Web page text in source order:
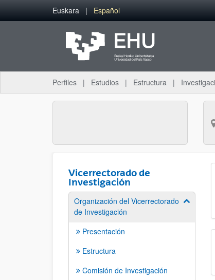
Saltar al contenido principal
Euskara Español
Perfiles Estudios Estructura
Vicerrectorado de
Investigación
Organización del Vicerrectorado
de Investigación
Mostrar/
Presentación
Estructura
Comisión de Investigación